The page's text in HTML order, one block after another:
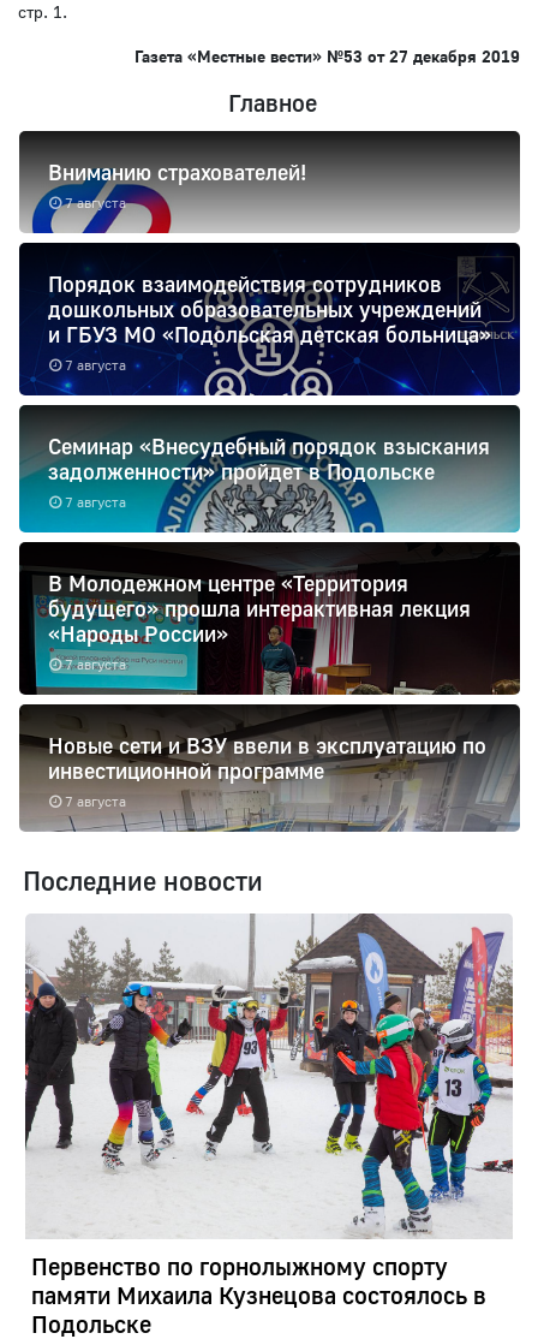
стр. 1.
Газета «Местные вести» №53 от 27 декабря 2019
Главное
7 августа
Вниманию страхователей!
7 августа
Порядок взаимодействия сотрудников
дошкольных образовательных учреждений
и ГБУЗ МО «Подольская детская больница»
7 августа
Семинар «Внесудебный порядок взыскания
задолженности» пройдет в Подольске
7 августа
В Молодежном центре «Территория
будущего» прошла интерактивная лекция
«Народы России»
7 августа
Новые сети и ВЗУ ввели в эксплуатацию по
инвестиционной программе
Последние новости
Первенство по горнолыжному спорту
памяти Михаила Кузнецова состоялось в
Подольске